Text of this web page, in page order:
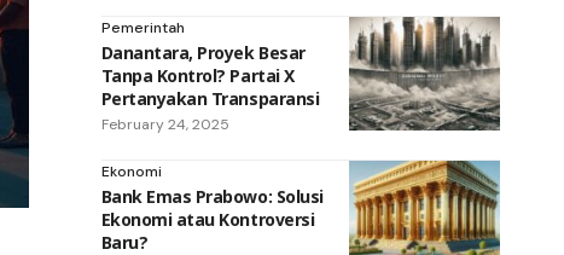
Pemerintah
Danantara, Proyek Besar
Tanpa Kontrol? Partai X
Pertanyakan Transparansi
February 24, 2025
Ekonomi
Bank Emas Prabowo: Solusi
Ekonomi atau Kontroversi
Baru?